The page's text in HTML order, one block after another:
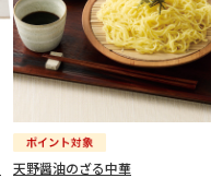
天野醤油のざる中華